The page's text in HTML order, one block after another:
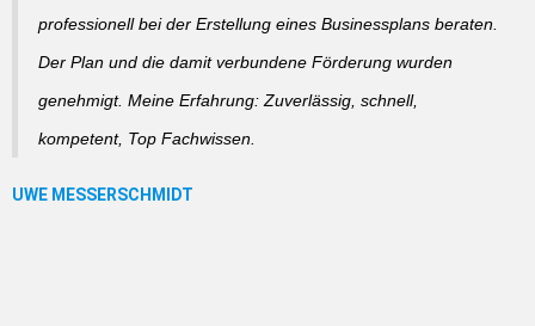
professionell bei der Erstellung eines Businessplans beraten.
Der Plan und die damit verbundene Förderung wurden
genehmigt. Meine Erfahrung: Zuverlässig, schnell,
kompetent, Top Fachwissen.